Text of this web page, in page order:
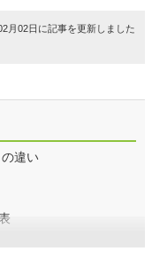
月02日に記事を更新しました
違い